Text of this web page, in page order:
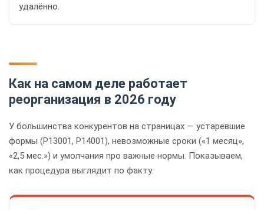
удалённо.
Как на самом деле работает
реорганизация в 2026 году
У большинства конкурентов на страницах — устаревшие
формы (Р13001, Р14001), невозможные сроки («1 месяц»,
«2,5 мес.») и умолчания про важные нормы. Показываем,
как процедура выглядит по факту.